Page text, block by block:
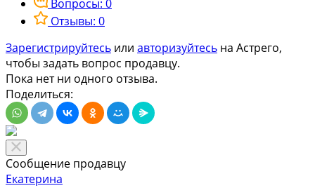
Вопросы: 0
Отзывы: 0
Зарегистрируйтесь или авторизуйтесь на Астрего,
чтобы задать вопрос продавцу.
Пока нет ни одного отзыва.
Поделиться:
Сообщение продавцу
Екатерина